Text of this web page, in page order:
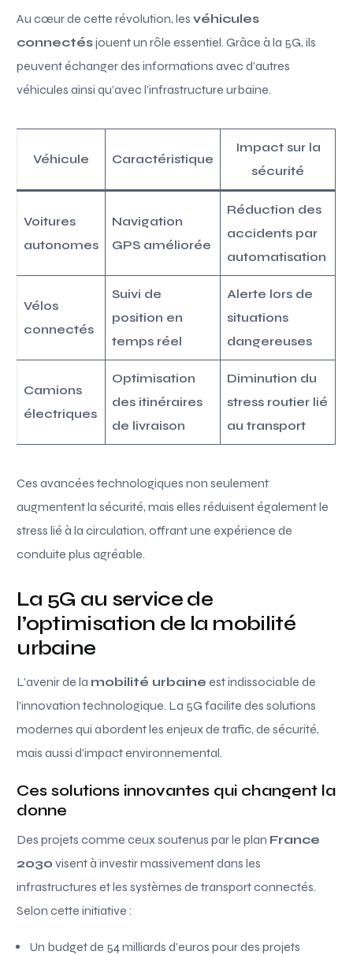
Au cœur de cette révolution, lesvéhicules
connectésjouent un rôle essentiel. Grâce à la 5G, ils
peuvent échanger des informations avec d’autres
véhicules ainsi qu’avec l’infrastructure urbaine.
Véhicule Caractéristique
Impact sur la
sécurité
Voitures
autonomes
Navigation
GPS améliorée
Réduction des
accidents par
automatisation
Vélos
connectés
Suivi de
position en
temps réel
Alerte lors de
situations
dangereuses
Camions
électriques
Optimisation
des itinéraires
de livraison
Diminution du
stress routier lié
au transport
Ces avancées technologiques non seulement
augmentent la sécurité, mais elles réduisent également le
stress lié à la circulation, offrant une expérience de
conduite plus agréable.
La 5G au service de
l’optimisation de la mobilité
urbaine
L’avenir de la mobilité urbaine est indissociable de
l’innovation technologique. La 5G facilite des solutions
modernes qui abordent les enjeux de trafic, de sécurité,
mais aussi d’impact environnemental.
Ces solutions innovantes qui changent la
donne
Des projets comme ceux soutenus par le plan France
2030 visent à investir massivement dans les
infrastructures et les systèmes de transport connectés.
Selon cette initiative :
Un budget de 54 milliards d’euros pour des projets